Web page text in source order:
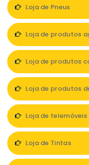
Loja de Pneus
Loja de produtos
Loja de produtos
Loja de produtos
Loja de telemóveis
Loja de Tintas